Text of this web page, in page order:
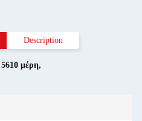
Description
μέρη,